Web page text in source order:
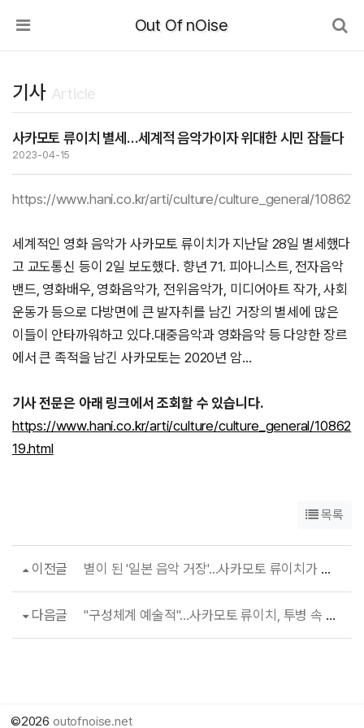
Out Of nOise
기사 Article
사카모토 류이치 별세…세계적 음악가이자 위대한 시민 잠들다
2023-04-15
https://www.hani.co.kr/arti/culture/culture_general/
세계적인 영화 음악가 사카모토 류이치가 지난달 28일 별세했다
고 교도통신 등이 2일 보도했다. 향년 71. 피아니스트, 전자음악
밴드, 영화배우, 영화음악가, 전위음악가, 미디어아트 작가, 사회
운동가 등으로 다방면에 큰 발자취를 남긴 거장의 별세에 많은
이들이 안타까워하고 있다.대중음악과 영화음악 등 다양한 장르
에서 큰 족적을 남긴 사카모토는 2020년 암…
기사 전문은 아래 링크에서 조회할 수 있습니다.
https://www.hani.co.kr/arti/culture/culture_general/10862
19.html
목록
이전글 별이 된 '일본 음악 거장'…사카모토 류이치가 남긴 소통의 기록들
다음글 "구성체계 예술적"…사카모토 류이치, 투병 속 日記 음반 '12'
©2026 outofnoise.net